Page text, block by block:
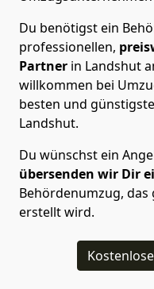
Du benötigst ein
professionellen,
Partner in Landshut
willkommen bei
besten und
Landshut.
Du wünschst ein
übersenden wir Dir
Behördenumzug, das
erstellt wird.